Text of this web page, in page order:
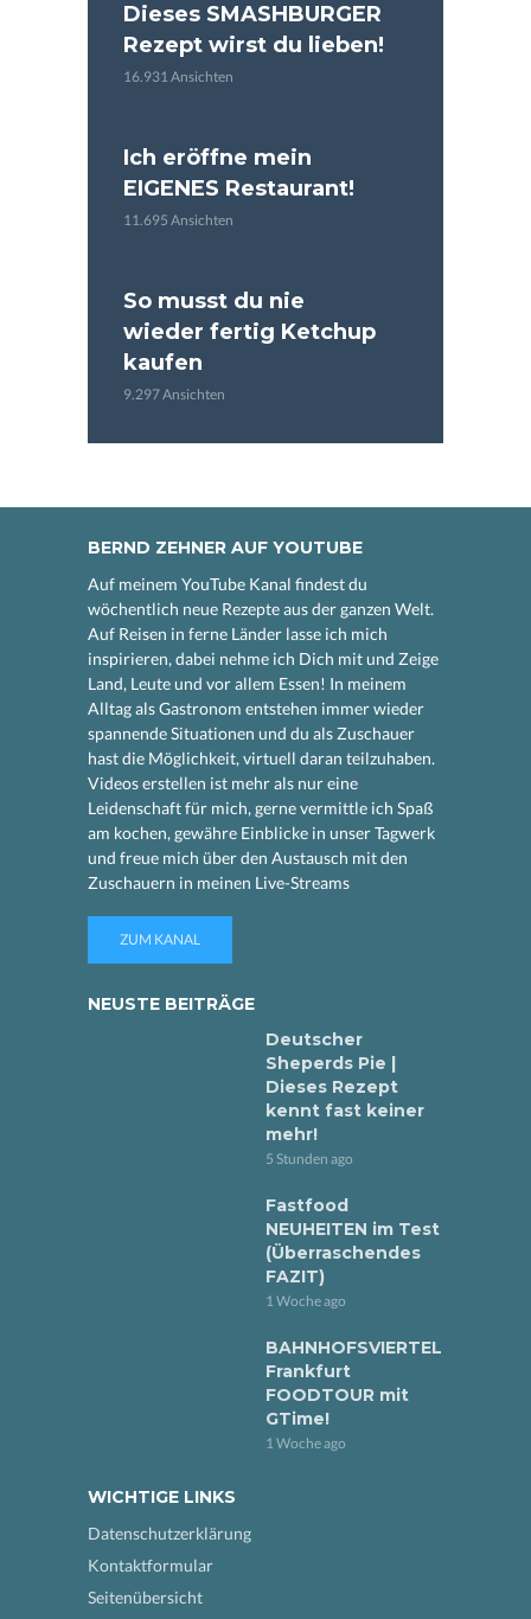
Dieses SMASHBURGER
Rezept wirst du lieben!
16.931 Ansichten
Ich eröffne mein
EIGENES Restaurant!
11.695 Ansichten
So musst du nie
wieder fertig Ketchup
kaufen
9.297 Ansichten
BERND ZEHNER AUF YOUTUBE
Auf meinem YouTube Kanal findest du
wöchentlich neue Rezepte aus der ganzen Welt.
Auf Reisen in ferne Länder lasse ich mich
inspirieren, dabei nehme ich Dich mit und Zeige
Land, Leute und vor allem Essen! In meinem
Alltag als Gastronom entstehen immer wieder
spannende Situationen und du als Zuschauer
hast die Möglichkeit, virtuell daran teilzuhaben.
Videos erstellen ist mehr als nur eine
Leidenschaft für mich, gerne vermittle ich Spaß
am kochen, gewähre Einblicke in unser Tagwerk
und freue mich über den Austausch mit den
Zuschauern in meinen Live-Streams
ZUM KANAL
NEUSTE BEITRÄGE
Deutscher
Sheperds Pie |
Dieses Rezept
kennt fast keiner
mehr!
5 Stunden ago
Fastfood
NEUHEITEN im Test
(Überraschendes
FAZIT)
1 Woche ago
BAHNHOFSVIERTEL
Frankfurt
FOODTOUR mit
GTime!
1 Woche ago
WICHTIGE LINKS
Datenschutzerklärung
Kontaktformular
Seitenübersicht